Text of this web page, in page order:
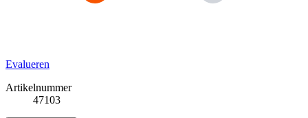
Evalueren
Artikelnummer
47103